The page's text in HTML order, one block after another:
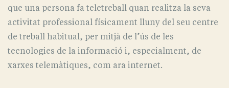
que una persona fa teletreball quan realitza la seva
activitat professional físicament lluny del seu centre
de treball habitual, per mitjà de l’ús de les
tecnologies de la informació i, especialment, de
xarxes telemàtiques, com ara internet.